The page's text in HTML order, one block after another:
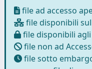
file ad accesso
file disponibili
file disponibili
file non ad
file sotto